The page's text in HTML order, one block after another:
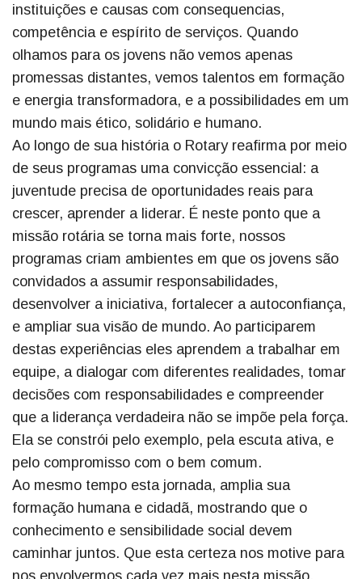
instituições e causas com consequencias,
competência e espírito de serviços. Quando
olhamos para os jovens não vemos apenas
promessas distantes, vemos talentos em formação
e energia transformadora, e a possibilidades em um
mundo mais ético, solidário e humano.
Ao longo de sua história o Rotary reafirma por meio
de seus programas uma convicção essencial: a
juventude precisa de oportunidades reais para
crescer, aprender a liderar. É neste ponto que a
missão rotária se torna mais forte, nossos
programas criam ambientes em que os jovens são
convidados a assumir responsabilidades,
desenvolver a iniciativa, fortalecer a autoconfiança,
e ampliar sua visão de mundo. Ao participarem
destas experiências eles aprendem a trabalhar em
equipe, a dialogar com diferentes realidades, tomar
decisões com responsabilidades e compreender
que a liderança verdadeira não se impõe pela força.
Ela se constrói pelo exemplo, pela escuta ativa, e
pelo compromisso com o bem comum.
Ao mesmo tempo esta jornada, amplia sua
formação humana e cidadã, mostrando que o
conhecimento e sensibilidade social devem
caminhar juntos. Que esta certeza nos motive para
nos envolvermos cada vez mais nesta missão,